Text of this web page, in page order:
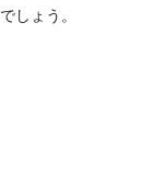
しょう。